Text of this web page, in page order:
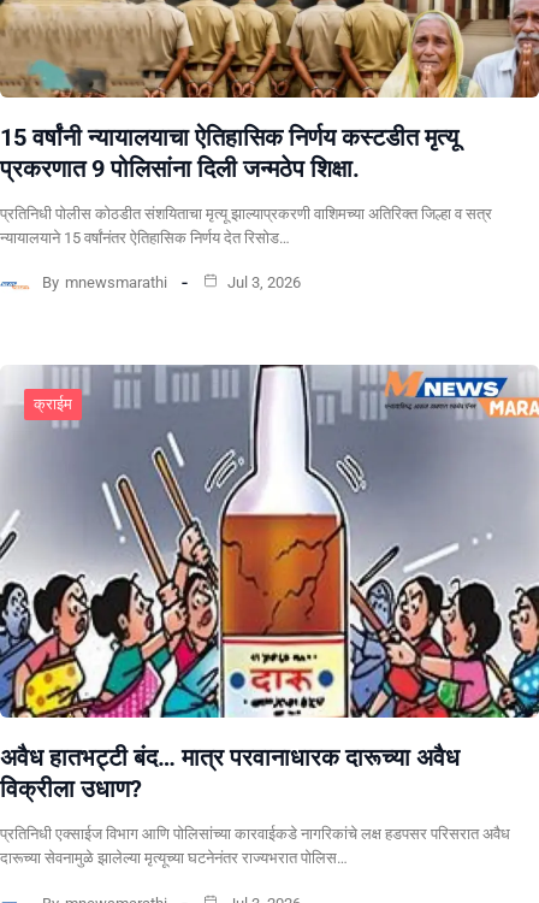
15 वर्षांनी न्यायालयाचा ऐतिहासिक निर्णय कस्टडीत मृत्यू
प्रकरणात 9 पोलिसांना दिली जन्मठेप शिक्षा.
प्रतिनिधी पोलीस कोठडीत संशयिताचा मृत्यू झाल्याप्रकरणी वाशिमच्या अतिरिक्त जिल्हा व सत्र
न्यायालयाने 15 वर्षांनंतर ऐतिहासिक निर्णय देत रिसोड…
By mnewsmarathi Jul 3, 2026
क्राईम
अवैध हातभट्टी बंद… मात्र परवानाधारक दारूच्या अवैध
विक्रीला उधाण?
प्रतिनिधी एक्साईज विभाग आणि पोलिसांच्या कारवाईकडे नागरिकांचे लक्ष हडपसर परिसरात अवैध
दारूच्या सेवनामुळे झालेल्या मृत्यूच्या घटनेनंतर राज्यभरात पोलिस…